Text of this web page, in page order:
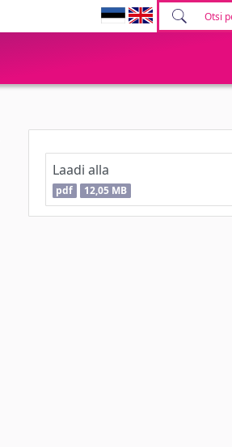
Laadi alla
pdf 12,05 MB